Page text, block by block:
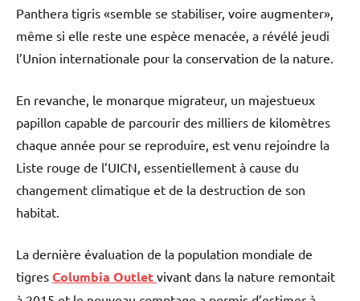
Panthera tigris «semble se stabiliser, voire augmenter»,
même si elle reste une espèce menacée, a révélé jeudi
l’Union internationale pour la conservation de la nature.
En revanche, le monarque migrateur, un majestueux
papillon capable de parcourir des milliers de kilomètres
chaque année pour se reproduire, est venu rejoindre la
Liste rouge de l’UICN, essentiellement à cause du
changement climatique et de la destruction de son
habitat.
La dernière évaluation de la population mondiale de
tigres Columbia Outlet vivant dans la nature remontait